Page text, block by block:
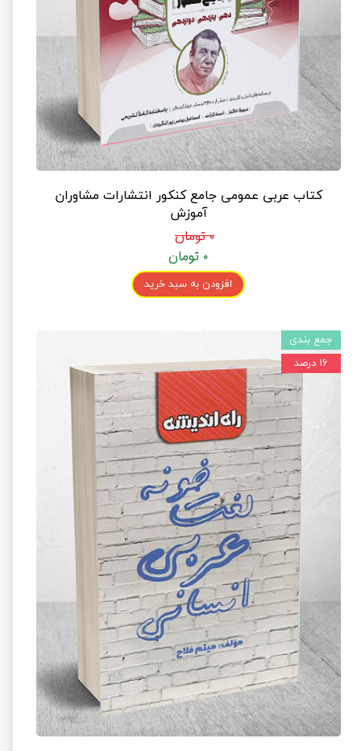
کتاب عربی عمومی جامع کنکور انتشارات مشاوران
آموزش
۰ تومان
۰ تومان
افزودن به سبد خرید
جمع بندی
۱۶ درصد